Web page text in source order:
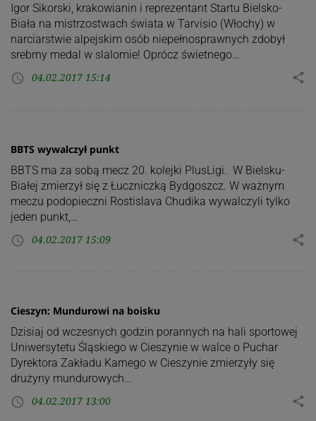
Igor Sikorski, krakowianin i reprezentant Startu Bielsko-
Biała na mistrzostwach świata w Tarvisio (Włochy) w
narciarstwie alpejskim osób niepełnosprawnych zdobył
srebrny medal w slalomie! Oprócz świetnego…
access_time 04.02.2017 15:14 share
BBTS wywalczył punkt
BBTS ma za sobą mecz 20. kolejki PlusLigi. W Bielsku-
Białej zmierzył się z Łuczniczką Bydgoszcz. W ważnym
meczu podopieczni Rostislava Chudika wywalczyli tylko
jeden punkt,…
access_time 04.02.2017 15:09 share
Cieszyn: Mundurowi na boisku
Dzisiaj od wczesnych godzin porannych na hali sportowej
Uniwersytetu Śląskiego w Cieszynie w walce o Puchar
Dyrektora Zakładu Karnego w Cieszynie zmierzyły się
drużyny mundurowych…
access_time 04.02.2017 13:00 share